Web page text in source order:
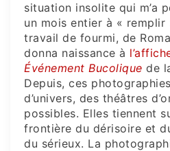
situation insolite qui m’a
un mois entier à « remplir
travail de fourmi, de
donna naissance à
Événement Bucolique de
Depuis, ces
d’univers, des théâtres
possibles. Elles tiennent
frontière du dérisoire et
du sérieux. La